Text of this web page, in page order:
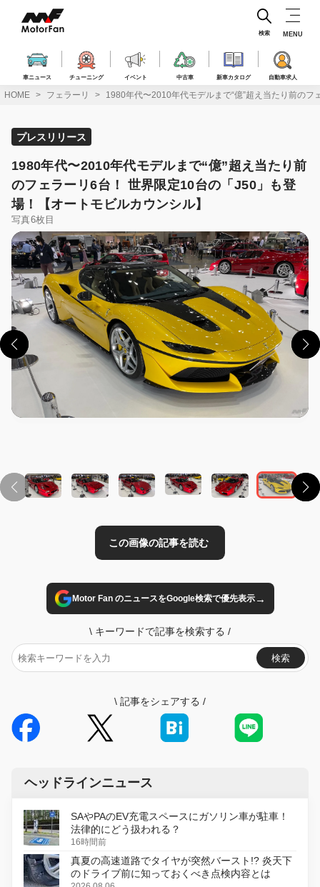
ス
車ニュース チューニング イベント 中古車 新車カタログ 自動車求人
検索 MENU
HOME フェラーリ 1980年代〜2010年代モデルまで“億”超え当たり前の
プレスリリース
1980年代〜2010年代モデルまで“億”超え当たり前
のフェラーリ6台！ 世界限定10台の「J50」も登
場！【オートモビルカウンシル】
写真6枚目
Motor Fan のニュースをGoogle検索で優先表示→
\ キーワードで記事を検索する /
検索
\ 記事をシェアする /
ヘッドラインニュース
SAやPAのEV充電スペースにガソリン車が駐車！
法律的にどう扱われる？
16時間前
真夏の高速道路でタイヤが突然バースト!? 炎天下
のドライブ前に知っておくべき点検内容とは